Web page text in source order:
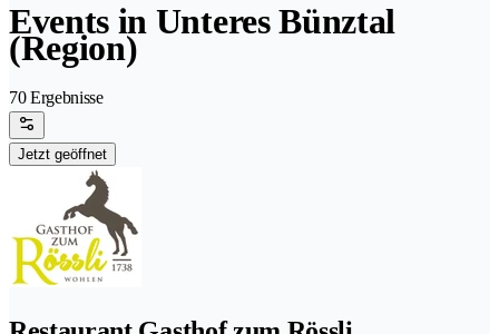
Events in Unteres Bünztal
(Region)
70 Ergebnisse
Jetzt geöffnet